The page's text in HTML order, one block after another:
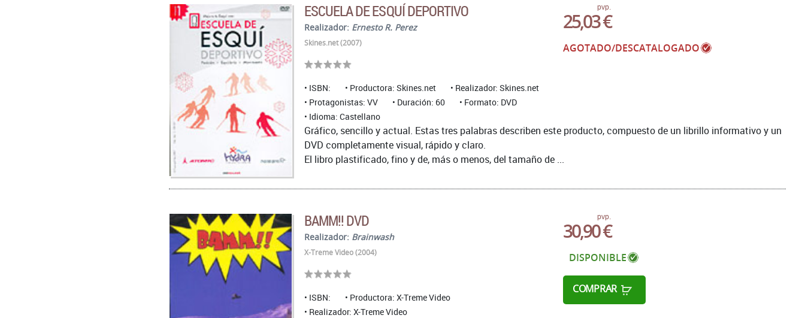
ESCUELA DE ESQUÍ DEPORTIVO
Realizador: Ernesto R. Perez
Skines.net (2007)
ISBN: Productora: Skines.net
Realizador: Skines.net
Protagonistas: VV
Duración: 60
Formato: DVD
Idioma: Castellano
pvp.
25,03 €
AGOTADO/DESCATALOGADO
Gráfico, sencillo y actual. Estas tres palabras describen este producto, compuesto de un librillo informativo y un
DVD completamente visual, rápido y claro.
El libro plastificado, fino y de, más o menos, del tamaño de ...
BAMM!! DVD
Realizador: Brainwash
X-Treme Video (2004)
ISBN:
Productora: X-Treme Video
Realizador: X-Treme Video
pvp.
30,90 €
DISPONIBLE
COMPRAR